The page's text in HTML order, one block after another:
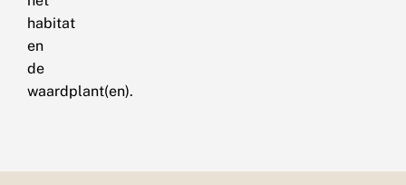
habitat
en
de
waardplant(en).